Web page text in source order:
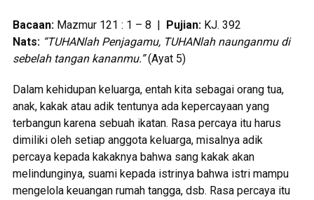
Bacaan: Mazmur 121 : 1 – 8 | Pujian: KJ. 392
Nats: “TUHANlah Penjagamu, TUHANlah naunganmu di
sebelah tangan kananmu.”(Ayat 5)
Dalam kehidupan keluarga, entah kita sebagai orang tua,
anak, kakak atau adik tentunya ada kepercayaan yang
terbangun karena sebuah ikatan. Rasa percaya itu harus
dimiliki oleh setiap anggota keluarga, misalnya adik
percaya kepada kakaknya bahwa sang kakak akan
melindunginya, suami kepada istrinya bahwa istri mampu
mengelola keuangan rumah tangga, dsb. Rasa percaya itu